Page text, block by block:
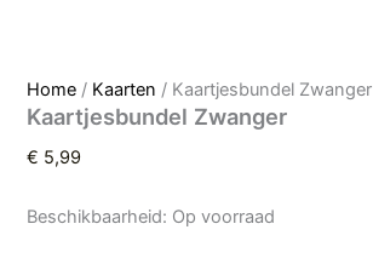
Home / Kaarten / Kaartjesbundel Zwanger
Kaartjesbundel Zwanger
€ 5,99
Beschikbaarheid: Op voorraad